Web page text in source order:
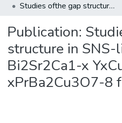
Statistics
Studies ofthe gap structure in SNS-like junctions in Bi2Sr2Ca1-x YxCu2O8 and Y1-xPrBa2Cu3O7-8 families
Publication:
structure in SNS-
Bi2Sr2Ca1-x
xPrBa2Cu3O7-8